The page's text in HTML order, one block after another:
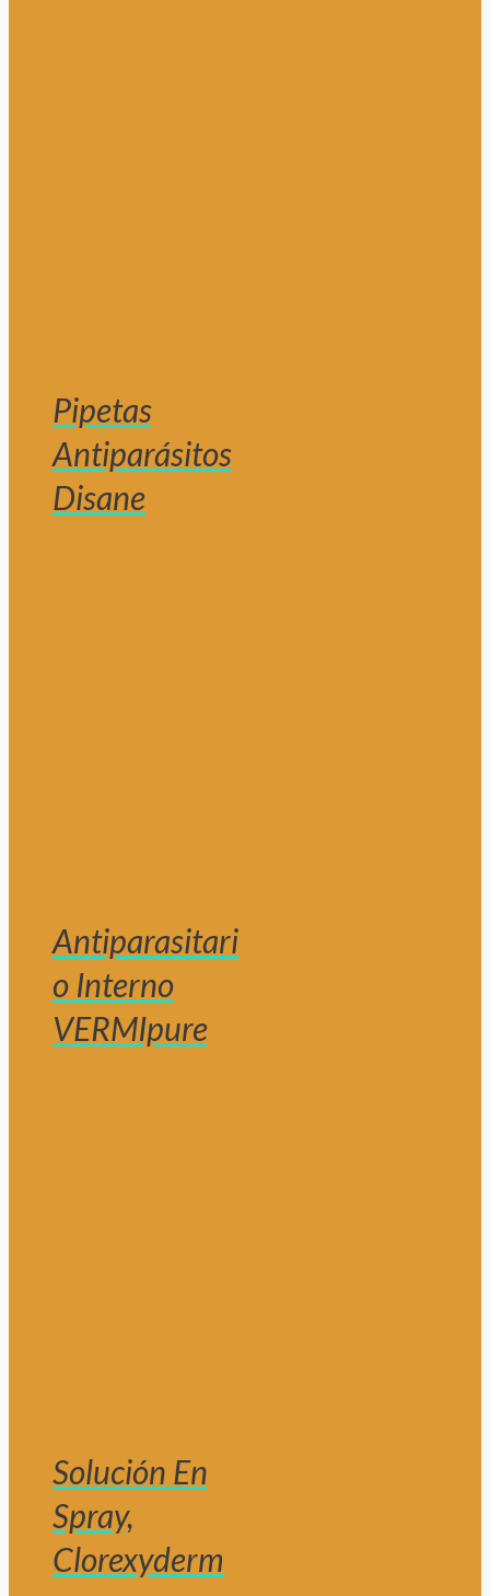
Pipetas
Antiparásitos
Disane
Antiparasitari
o Interno
VERMIpure
Solución En
Spray,
Clorexyderm